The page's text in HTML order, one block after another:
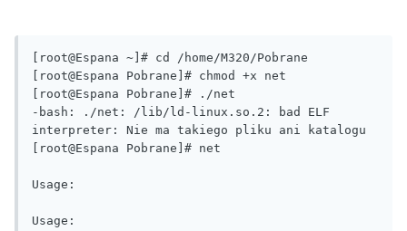
[root@Espana ~]# cd /home/M320/Pobrane
[root@Espana Pobrane]# chmod +x net
[root@Espana Pobrane]# ./net
-bash: ./net: /lib/ld-linux.so.2: bad ELF
interpreter: Nie ma takiego pliku ani katalogu
[root@Espana Pobrane]# net
Usage:
Usage: